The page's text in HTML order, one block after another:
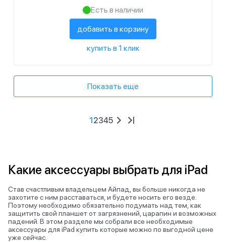
Есть в наличии
добавить в корзину
купить в 1 клик
Показать еще
12345
Какие аксессуары выбрать для iPad
Став счастливым владельцем Айпад, вы больше никогда не
захотите с ним расставаться, и будете носить его везде.
Поэтому необходимо обязательно подумать над тем, как
защитить свой планшет от загрязнений, царапин и возможных
падений. В этом разделе мы собрали все необходимые
аксессуары для iPad купить которые можно по выгодной цене
уже сейчас.